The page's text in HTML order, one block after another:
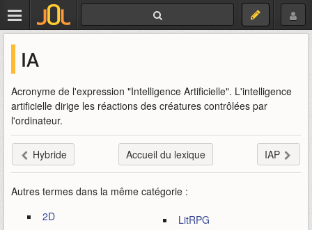
IA
Acronyme de l'expression "Intelligence Artificielle". L'intelligence
artificielle dirige les réactions des créatures contrôlées par
l'ordinateur.
Hybride Accueil du lexique IAP
Autres termes dans la même catégorie :
2D
LitRPG